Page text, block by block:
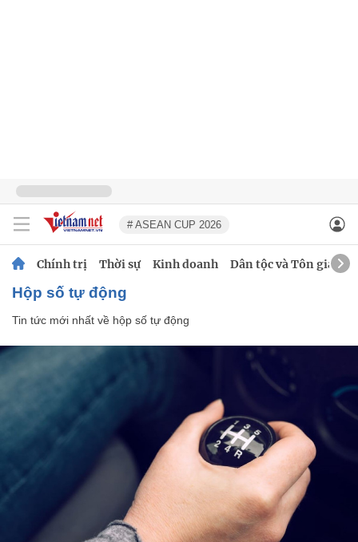
# ASEAN CUP 2026
Chính trị Thời sự Kinh doanh Dân tộc và Tôn giáo
hộp số tự động
Tin tức mới nhất về hộp số tự động